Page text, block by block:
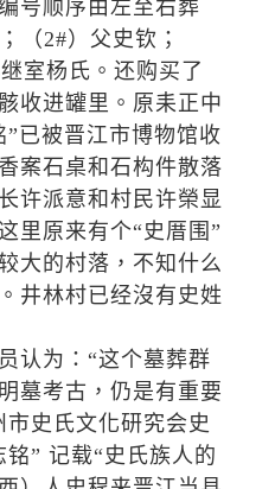
号顺序由左至右葬
（2#）父史钦；
室杨氏。还购买了
收进罐里。原耒正中
已被晋江市博物馆收
案石桌和石构件散落
许派意和村民许榮显
里原来有个“史厝围”
大的村落，不知什么
井林村已经沒有史姓
认为：“这个墓葬群
墓考古，仍是有重要
史氏文化研究会史
” 记载“史氏族人的